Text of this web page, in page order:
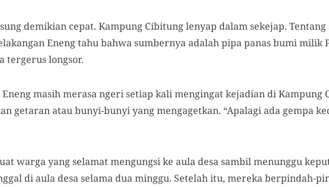
demikian cepat. Kampung Cibitung lenyap dalam sekejap.
Eneng tahu bahwa sumbernya adalah pipa panas bumi milik
tergerus longsor.
Eneng masih merasa ngeri setiap kali mengingat kejadian di Kampung
getaran atau bunyi-bunyi yang mengagetkan. “Apalagi ada gempa
warga yang selamat mengungsi ke aula desa sambil menunggu
di aula desa selama dua minggu. Setelah itu, mereka berpindah-